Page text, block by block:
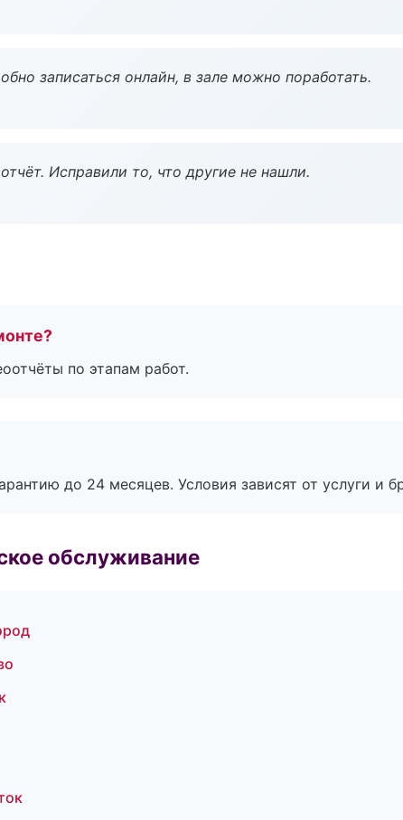
записаться онлайн, в зале можно поработать.
Исправили то, что другие не нашли.
по этапам работ.
до 24 месяцев. Условия зависят от услуги и
обслуживание